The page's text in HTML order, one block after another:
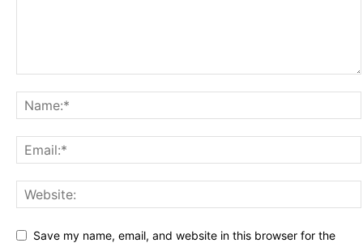
Save my name, email, and website in this browser for the